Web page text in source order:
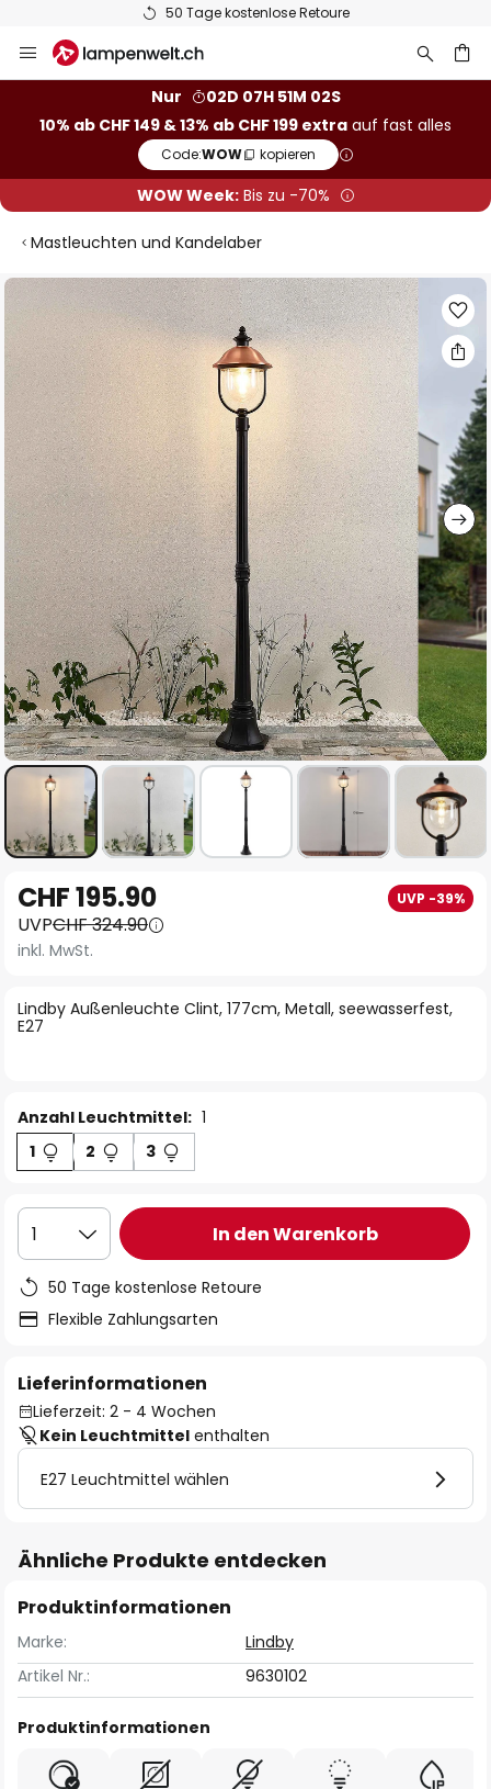
50 Tage kostenlose Retoure
Inhalt
Nur
02D 07H 51M 01S
10% ab CHF 149 & 13% ab CHF 199 extra auf fast alles
Code:WOW kopieren
WOW Week:Bis zu -70%
Mastleuchten und Kandelaber
Zum
Ende
der
Bildgalerie
springen
Anfang
der
Bildgalerie
Lindby Außenleuchte Clint, 177cm, Metall, seewasserfest,
E27
CHF 195.90 UVP -39%
UVPCHF 324.90
inkl. MwSt.
Anzahl Leuchtmittel: 1
1
2 3
1 In den Warenkorb
50 Tage kostenlose Retoure
Flexible Zahlungsarten
Lieferinformationen
Lieferzeit: 2 - 4 Wochen
Kein Leuchtmittel enthalten
E27 Leuchtmittel wählen
Ähnliche Produkte entdecken
Produktinformationen
Marke:
Lindby
Artikel Nr.:
9630102
Produktinformationen